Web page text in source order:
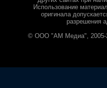
Использование
оригинала
разрешения
© ООО "АМ Медиа", 2005-